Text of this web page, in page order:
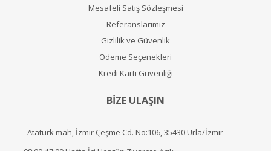
Mesafeli Satış Sözleşmesi
Referanslarımız
Gizlilik ve Güvenlik
Ödeme Seçenekleri
Kredi Kartı Güvenliği
BİZE ULAŞIN
Atatürk mah, İzmir Çeşme Cd. No:106, 35430 Urla/İzmir